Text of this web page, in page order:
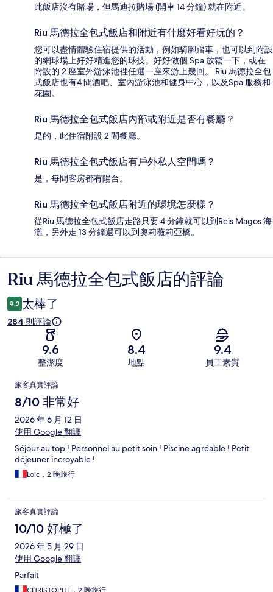
此飯店沒有賭場，但馬迪拉賭場 (開車 14 分鐘) 就在附近。
Riu 馬德拉全包式飯店和附近有什麼好看好玩的？
您可以盡情體驗住宿提供的活動，例如騎腳踏車，也可以到附設
的網球場上好好精進您的球技。好好做個 Spa 放鬆一下，或在
附設的 2 座室外游泳池裡任選一座來游上幾回。 Riu 馬德拉全包
式飯店也有4 間酒吧、室內游泳池和健身中心，以及Spa 服務和
花園。
Riu 馬德拉全包式飯店內部或附近是否有餐廳？
是的，此住宿附設 2 間餐廳。
Riu 馬德拉全包式飯店有戶外私人空間嗎？
是，每間客房都有陽台。
Riu 馬德拉全包式飯店附近的環境怎麼樣？
從Riu 馬德拉全包式飯店走路只要 4 分鐘就可以到Reis Magos 海
灘，另外走 13 分鐘還可以到奧莉薇莉亞橋。
評
論
Riu 馬德拉全包式飯店的評論
9.2 太棒了
284 則評論
9.6
整潔度
8.4
地點
9.4
員工素質
評
論
旅客真實評論
8/10 非常好
2026 年 6 月 12 日
使用 Google 翻譯
Séjour au top ! Personnel au petit soin ! Piscine agréable ! Petit
déjeuner incroyable !
Loic，2 晚旅行
旅客真實評論
10/10 好極了
2026 年 5 月 29 日
使用 Google 翻譯
Parfait
CHRISTOPHE，2 晚旅行